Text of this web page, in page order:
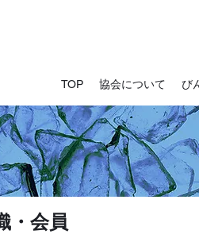
TOP 協会について び
i o n & M e m b e r
・会員